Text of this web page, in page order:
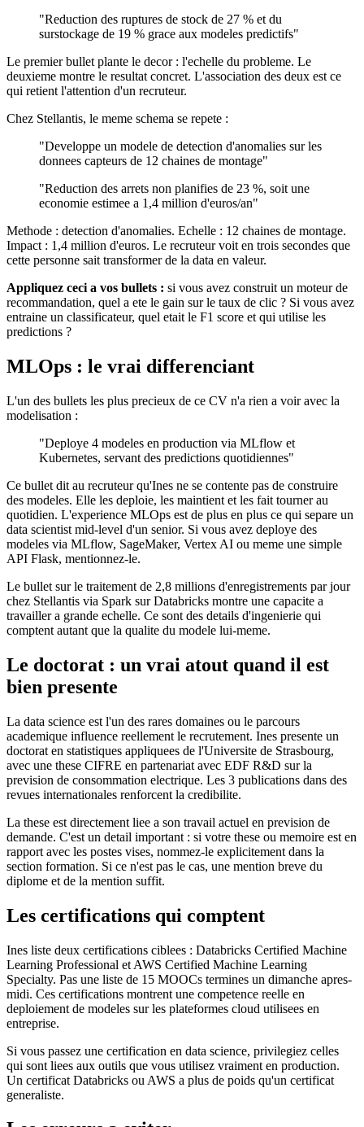
"Reduction des ruptures de stock de 27 % et du
surstockage de 19 % grace aux modeles predictifs"
Le premier bullet plante le decor : l'echelle du probleme. Le
deuxieme montre le resultat concret. L'association des deux est ce
qui retient l'attention d'un recruteur.
Chez Stellantis, le meme schema se repete :
"Developpe un modele de detection d'anomalies sur les
donnees capteurs de 12 chaines de montage"
"Reduction des arrets non planifies de 23 %, soit une
economie estimee a 1,4 million d'euros/an"
Methode : detection d'anomalies. Echelle : 12 chaines de montage.
Impact : 1,4 million d'euros. Le recruteur voit en trois secondes que
cette personne sait transformer de la data en valeur.
Appliquez ceci a vos bullets : si vous avez construit un moteur de
recommandation, quel a ete le gain sur le taux de clic ? Si vous avez
entraine un classificateur, quel etait le F1 score et qui utilise les
predictions ?
MLOps : le vrai differenciant
L'un des bullets les plus precieux de ce CV n'a rien a voir avec la
modelisation :
"Deploye 4 modeles en production via MLflow et
Kubernetes, servant des predictions quotidiennes"
Ce bullet dit au recruteur qu'Ines ne se contente pas de construire
des modeles. Elle les deploie, les maintient et les fait tourner au
quotidien. L'experience MLOps est de plus en plus ce qui separe un
data scientist mid-level d'un senior. Si vous avez deploye des
modeles via MLflow, SageMaker, Vertex AI ou meme une simple
API Flask, mentionnez-le.
Le bullet sur le traitement de 2,8 millions d'enregistrements par jour
chez Stellantis via Spark sur Databricks montre une capacite a
travailler a grande echelle. Ce sont des details d'ingenierie qui
comptent autant que la qualite du modele lui-meme.
Le doctorat : un vrai atout quand il est
bien presente
La data science est l'un des rares domaines ou le parcours
academique influence reellement le recrutement. Ines presente un
doctorat en statistiques appliquees de l'Universite de Strasbourg,
avec une these CIFRE en partenariat avec EDF R&D sur la
prevision de consommation electrique. Les 3 publications dans des
revues internationales renforcent la credibilite.
La these est directement liee a son travail actuel en prevision de
demande. C'est un detail important : si votre these ou memoire est en
rapport avec les postes vises, nommez-le explicitement dans la
section formation. Si ce n'est pas le cas, une mention breve du
diplome et de la mention suffit.
Les certifications qui comptent
Ines liste deux certifications ciblees : Databricks Certified Machine
Learning Professional et AWS Certified Machine Learning
Specialty. Pas une liste de 15 MOOCs termines un dimanche apres-
midi. Ces certifications montrent une competence reelle en
deploiement de modeles sur les plateformes cloud utilisees en
entreprise.
Si vous passez une certification en data science, privilegiez celles
qui sont liees aux outils que vous utilisez vraiment en production.
Un certificat Databricks ou AWS a plus de poids qu'un certificat
generaliste.